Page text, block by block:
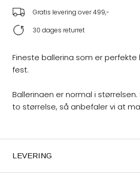
Gratis levering over 499,-
30 dages returret
Fineste ballerina som er
fest.
Ballerinaen er normal i
to størrelse, så anbefaler vi at
LEVERING